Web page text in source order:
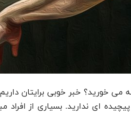
می خورید؟ خبر خوبی برایتان
ای ندارید. بسیاری از افراد